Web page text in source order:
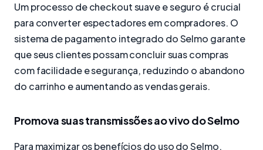
Um processo de checkout suave e seguro é crucial
para converter espectadores em compradores. O
sistema de pagamento integrado do Selmo garante
que seus clientes possam concluir suas compras
com facilidade e segurança, reduzindo o abandono
do carrinho e aumentando as vendas gerais.
Promova suas transmissões ao vivo do Selmo
Para maximizar os benefícios do uso do Selmo,